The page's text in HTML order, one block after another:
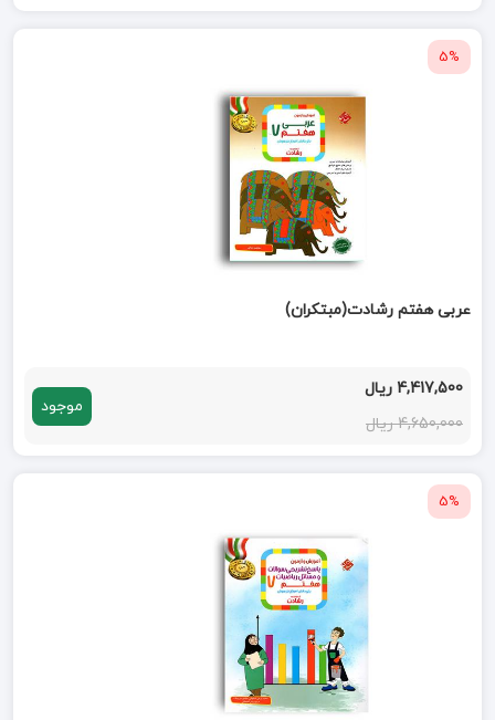
5%
عربی هفتم رشادت(مبتکران)
4,417,500 ریال
4,650,000 ریال
موجود
5%